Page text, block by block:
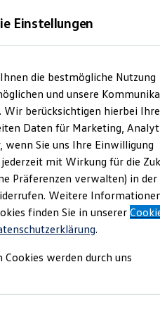
entdecken
Oldtimer
Hersteller finden
& konfigurieren
Werkstätten
Einstellungen
die bestmögliche Nutzung
und unsere
Wir berücksichtigen hierbei Ihre
Daten für Marketing,
wenn Sie uns Ihre Einwilligung
jederzeit mit Wirkung für die
Präferenzen verwalten) in der
Weitere
finden Sie in unserer
.
werden durch uns